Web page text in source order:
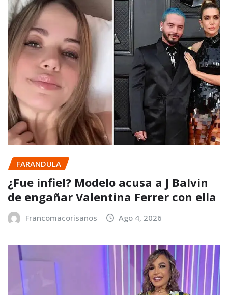
FARANDULA
¿Fue infiel? Modelo acusa a J Balvin
de engañar Valentina Ferrer con ella
Francomacorisanos Ago 4, 2026